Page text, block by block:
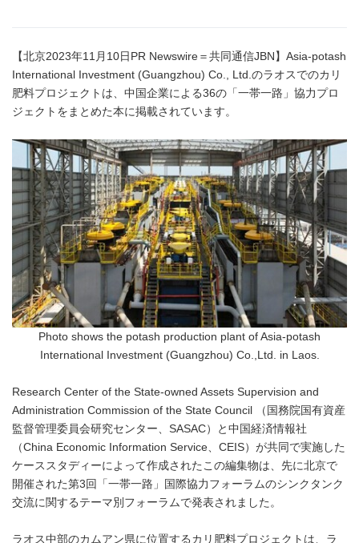
【北京2023年11月10日PR Newswire＝共同通信JBN】Asia-potash
International Investment (Guangzhou) Co., Ltd.のラオスでのカリ
肥料プロジェクトは、中国企業による36の「一帯一路」協力プロ
ジェクトをまとめた本に掲載されています。
Photo shows the potash production plant of Asia-potash
International Investment (Guangzhou) Co.,Ltd. in Laos.
Research Center of the State-owned Assets Supervision and
Administration Commission of the State Council （国務院国有資産
監督管理委員会研究センター、SASAC）と中国経済情報社
（China Economic Information Service、CEIS）が共同で実施した
ケーススタディーによって作成されたこの編集物は、先に北京で
開催された第3回「一帯一路」国際協力フォーラムのシンクタンク
交流に関するテーマ別フォーラムで発表されました。
ラオス中部のカムアン県に位置するカリ肥料プロジェクトは、ラ